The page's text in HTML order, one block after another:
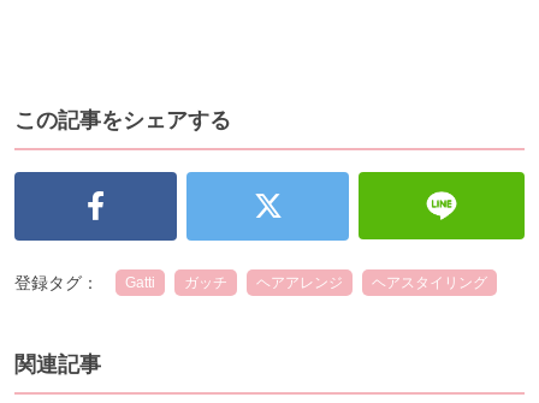
この記事をシェアする
登録タグ： Gatti ガッチ ヘアアレンジ ヘアスタイリング
関連記事